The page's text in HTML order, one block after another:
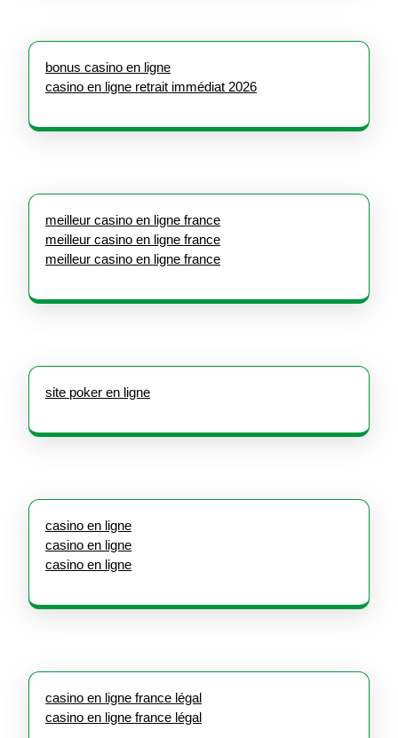
bonus casino en ligne
casino en ligne retrait immédiat 2026
meilleur casino en ligne france
meilleur casino en ligne france
meilleur casino en ligne france
site poker en ligne
casino en ligne
casino en ligne
casino en ligne
casino en ligne france légal
casino en ligne france légal